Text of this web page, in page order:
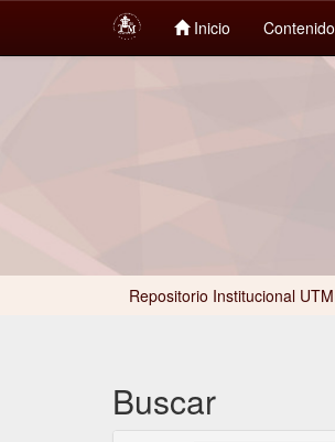
Inicio Contenido
Repositorio Institucional UTM
Buscar